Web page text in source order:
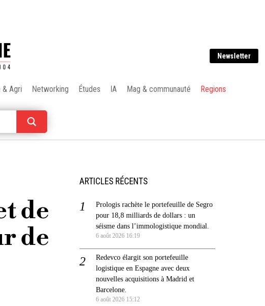
Newsletter
& Agri Networking Études IA Mag & communauté Regions
de
de
ARTICLES RÉCENTS
Prologis rachète le portefeuille de Segro
pour 18,8 milliards de dollars : un
séisme dans l’immologistique mondial.
6 août 2026 16:19
Redevco élargit son portefeuille
logistique en Espagne avec deux
nouvelles acquisitions à Madrid et
Barcelone.
6 août 2026 15:12